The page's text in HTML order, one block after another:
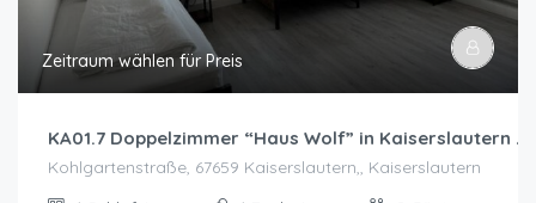
Zeitraum wählen für Preis
KA01.7 Doppelzimmer “Haus Wolf” in Kaiserslautern
Kohlgartenstraße, 67659 Kaiserslautern,, Kaiserslautern